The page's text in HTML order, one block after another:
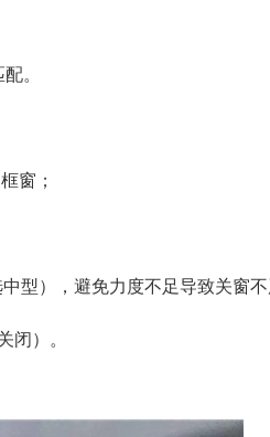
。
窗；
），避免力度不足导致关窗不
）。